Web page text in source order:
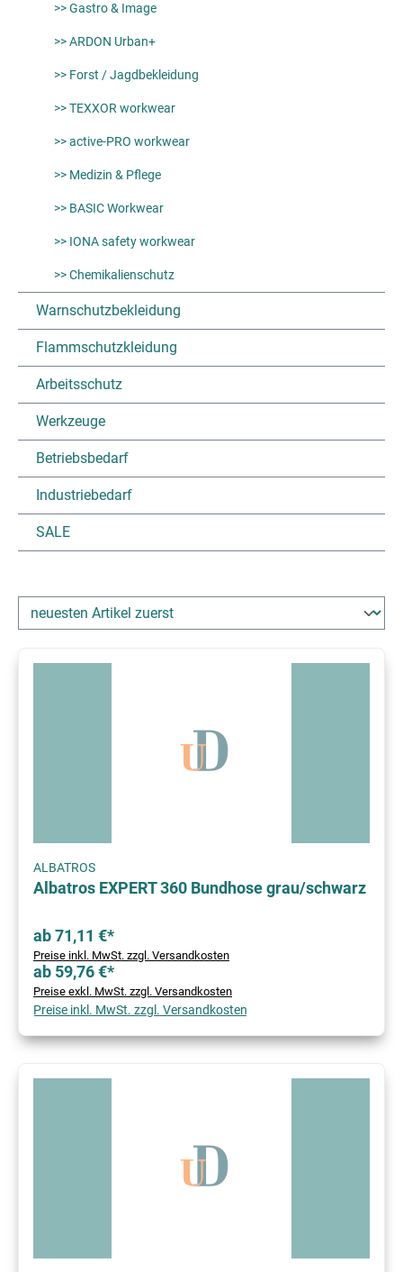
>> Gastro & Image
>> ARDON Urban+
>> Forst / Jagdbekleidung
>> TEXXOR workwear
>> active-PRO workwear
>> Medizin & Pflege
>> BASIC Workwear
>> IONA safety workwear
>> Chemikalienschutz
Warnschutzbekleidung
Flammschutzkleidung
Arbeitsschutz
Werkzeuge
Betriebsbedarf
Industriebedarf
SALE
ALBATROS
Albatros EXPERT 360 Bundhose grau/schwarz
ab 71,11 €*
Preise inkl. MwSt. zzgl. Versandkosten
ab 59,76 €*
Preise exkl. MwSt. zzgl. Versandkosten
Preise inkl. MwSt. zzgl. Versandkosten